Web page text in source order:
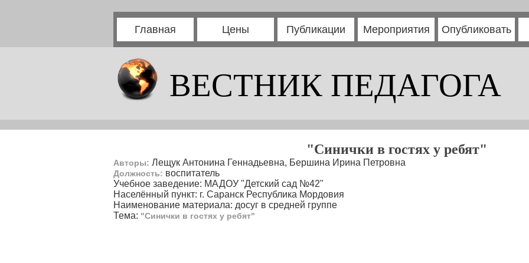
Главная Цены Публикации Мероприятия Опубликовать
ВЕСТНИК ПЕДАГОГА
"Синички в гостях у ребят"
Авторы: Лещук Антонина Геннадьевна, Бершина Ирина Петровна
Должность: воспитатель
Учебное заведение: МАДОУ "Детский сад №42"
Населённый пункт: г. Саранск Республика Мордовия
Наименование материала: досуг в средней группе
Тема: "Синички в гостях у ребят"